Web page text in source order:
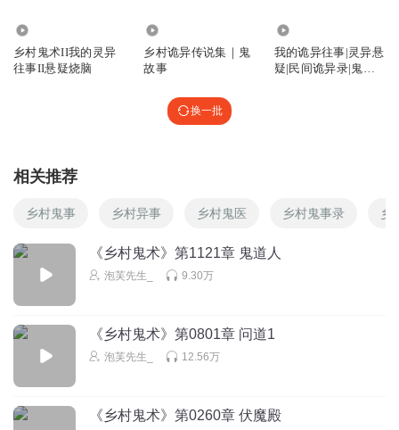
夜色x
乡村鬼术II我的灵异
往事II悬疑烧脑
乡村诡异传说集｜鬼
故事
我的诡异往事|灵异悬
疑|民间诡异录|鬼故
换一批
相关推荐
乡村鬼事 乡村异事 乡村鬼医 乡村鬼事录 乡
《乡村鬼术》第1121章 鬼道人
泡芙先生_ 9.30万
《乡村鬼术》第0801章 问道1
泡芙先生_ 12.56万
《乡村鬼术》第0260章 伏魔殿